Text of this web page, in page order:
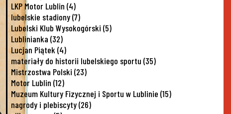
LKP Motor Lublin (4)
lubelskie stadiony(7)
Lubelski Klub Wysokogórski (5)
Lublinianka (32)
Lucjan Piątek (4)
materiały do historii lubelskiego sportu (35)
Mistrzostwa Polski (23)
Motor Lublin (12)
Muzeum Kultury Fizycznej i Sportu w Lublinie (15)
nagrody i plebiscyty(26)